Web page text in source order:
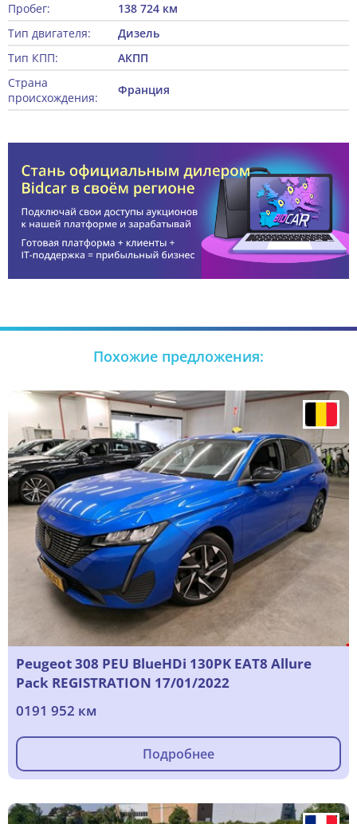
Пробег:
138 724 км
Тип двигателя:
Дизель
Тип КПП:
АКПП
Страна
происхождения:
Франция
Похожие предложения:
Peugeot 308 PEU BlueHDi 130PK EAT8 Allure
Pack REGISTRATION 17/01/2022
0191 952 км
Подробнее